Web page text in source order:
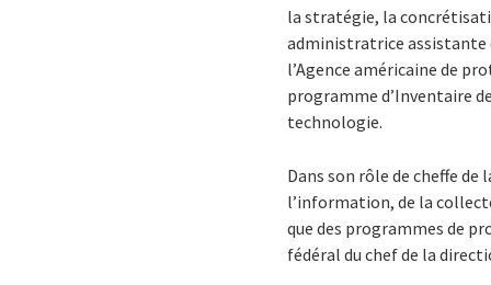
la stratégie, la
administratrice assistante
l’Agence américaine de
programme d’Inventaire
technologie.
Dans son rôle de cheffe
l’information, de la
que des programmes de
fédéral du chef de la